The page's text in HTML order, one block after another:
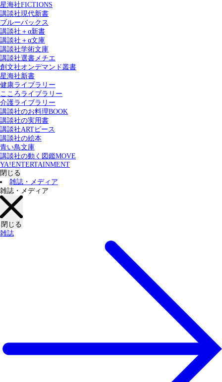
星海社FICTIONS
講談社現代新書
ブルーバックス
講談社＋α新書
講談社＋α文庫
講談社学術文庫
講談社選書メチエ
創文社オンデマンド叢書
星海社新書
健康ライブラリー
こころライブラリー
介護ライブラリー
講談社のお料理BOOK
講談社の実用書
講談社ARTピース
講談社の絵本
青い鳥文庫
講談社の動く図鑑MOVE
YA!ENTERTAINMENT
閉じる
雑誌・メディア
雑誌・メディア
閉じる
雑誌